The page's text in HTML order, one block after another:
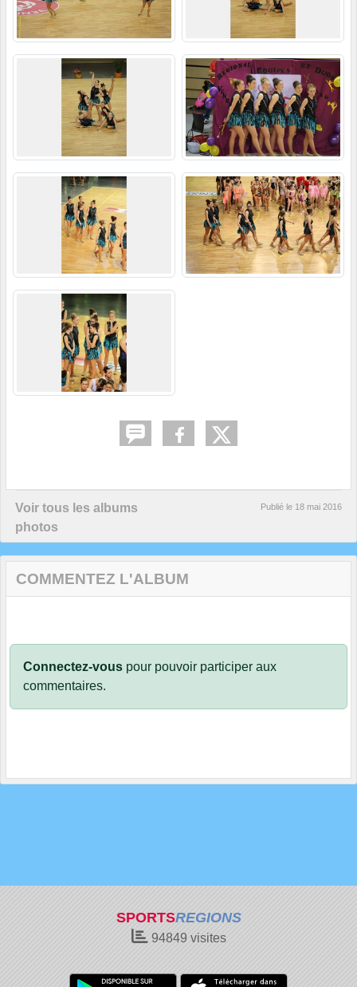
Voir tous les albums
photos
Publié le 18 mai 2016
COMMENTEZ L'ALBUM
Connectez-vous pour pouvoir participer aux
commentaires.
SPORTSREGIONS
94849 visites